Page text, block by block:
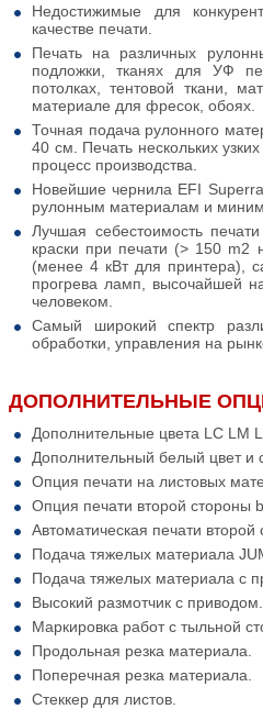
Недостижимые для
качестве печати.
Печать на различных
подложки, тканях для УФ
потолках, тентовой ткани,
материале для фресок, обоях.
Точная подача рулонного
40 см. Печать нескольких
процесс производства.
Новейшие чернила EFI
рулонным материалам и
Лучшая себестоимость
краски при печати (> 150 m2
(менее 4 кВт для принтера),
прогрева ламп, высочайшей
человеком.
Самый широкий спектр
обработки, управления на
ДОПОЛНИТЕЛЬНЫЕ
Дополнительные цвета LC LM
Дополнительный белый цвет и
Опция печати на листовых
Опция печати второй стороны
Автоматическая печати второй
Подача тяжелых материала
Подача тяжелых материала с
Высокий размотчик с приводом.
Маркировка работ с тыльной
Продольная резка материала.
Поперечная резка материала.
Стеккер для листов.